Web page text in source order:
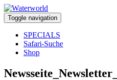
Toggle navigation
SPECIALS
Safari-Suche
Shop